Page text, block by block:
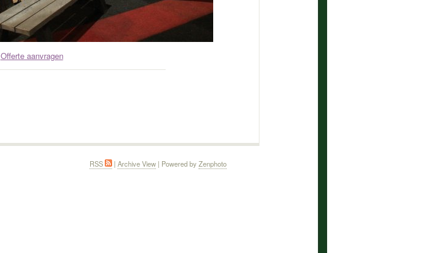
Offerte aanvragen
RSS | Archive View | Powered by Zenphoto